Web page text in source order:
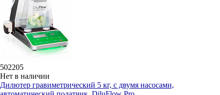
502205
Нет в наличии
Дилютeр гравиметрический 5 кг, с двумя насосами,